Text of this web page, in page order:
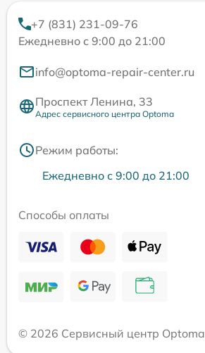
+7 (831) 231-09-76
Ежедневно с 9:00 до 21:00
info@optoma-repair-center.ru
Проспект Ленина, 33
Адрес сервисного центра Optoma
Режим работы:
Ежедневно с 9:00 до 21:00
Способы оплаты
© 2026 Сервисный центр Optoma